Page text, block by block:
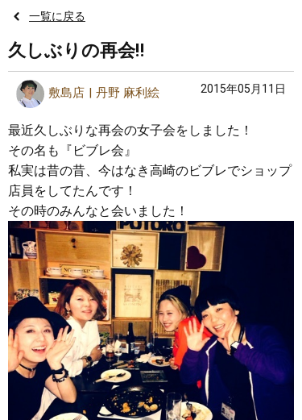
一覧に戻る
久しぶりの再会‼︎
敷島店 丹野 麻利絵 2015年05月11日
最近久しぶりな再会の女子会をしました！
その名も『ビブレ会』
私実は昔の昔、今はなき高崎のビブレでショップ
店員をしてたんです！
その時のみんなと会いました！